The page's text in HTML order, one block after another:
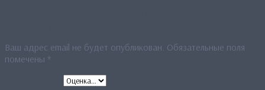
Ваш адрес email не будет опубликован. Обязательные поля
помечены *